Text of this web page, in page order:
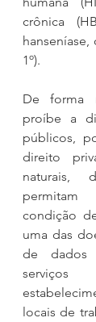
crônica
1º).
De forma
proíbe a
públicos,
direito
naturais,
condição
uma das
de dados
locais de